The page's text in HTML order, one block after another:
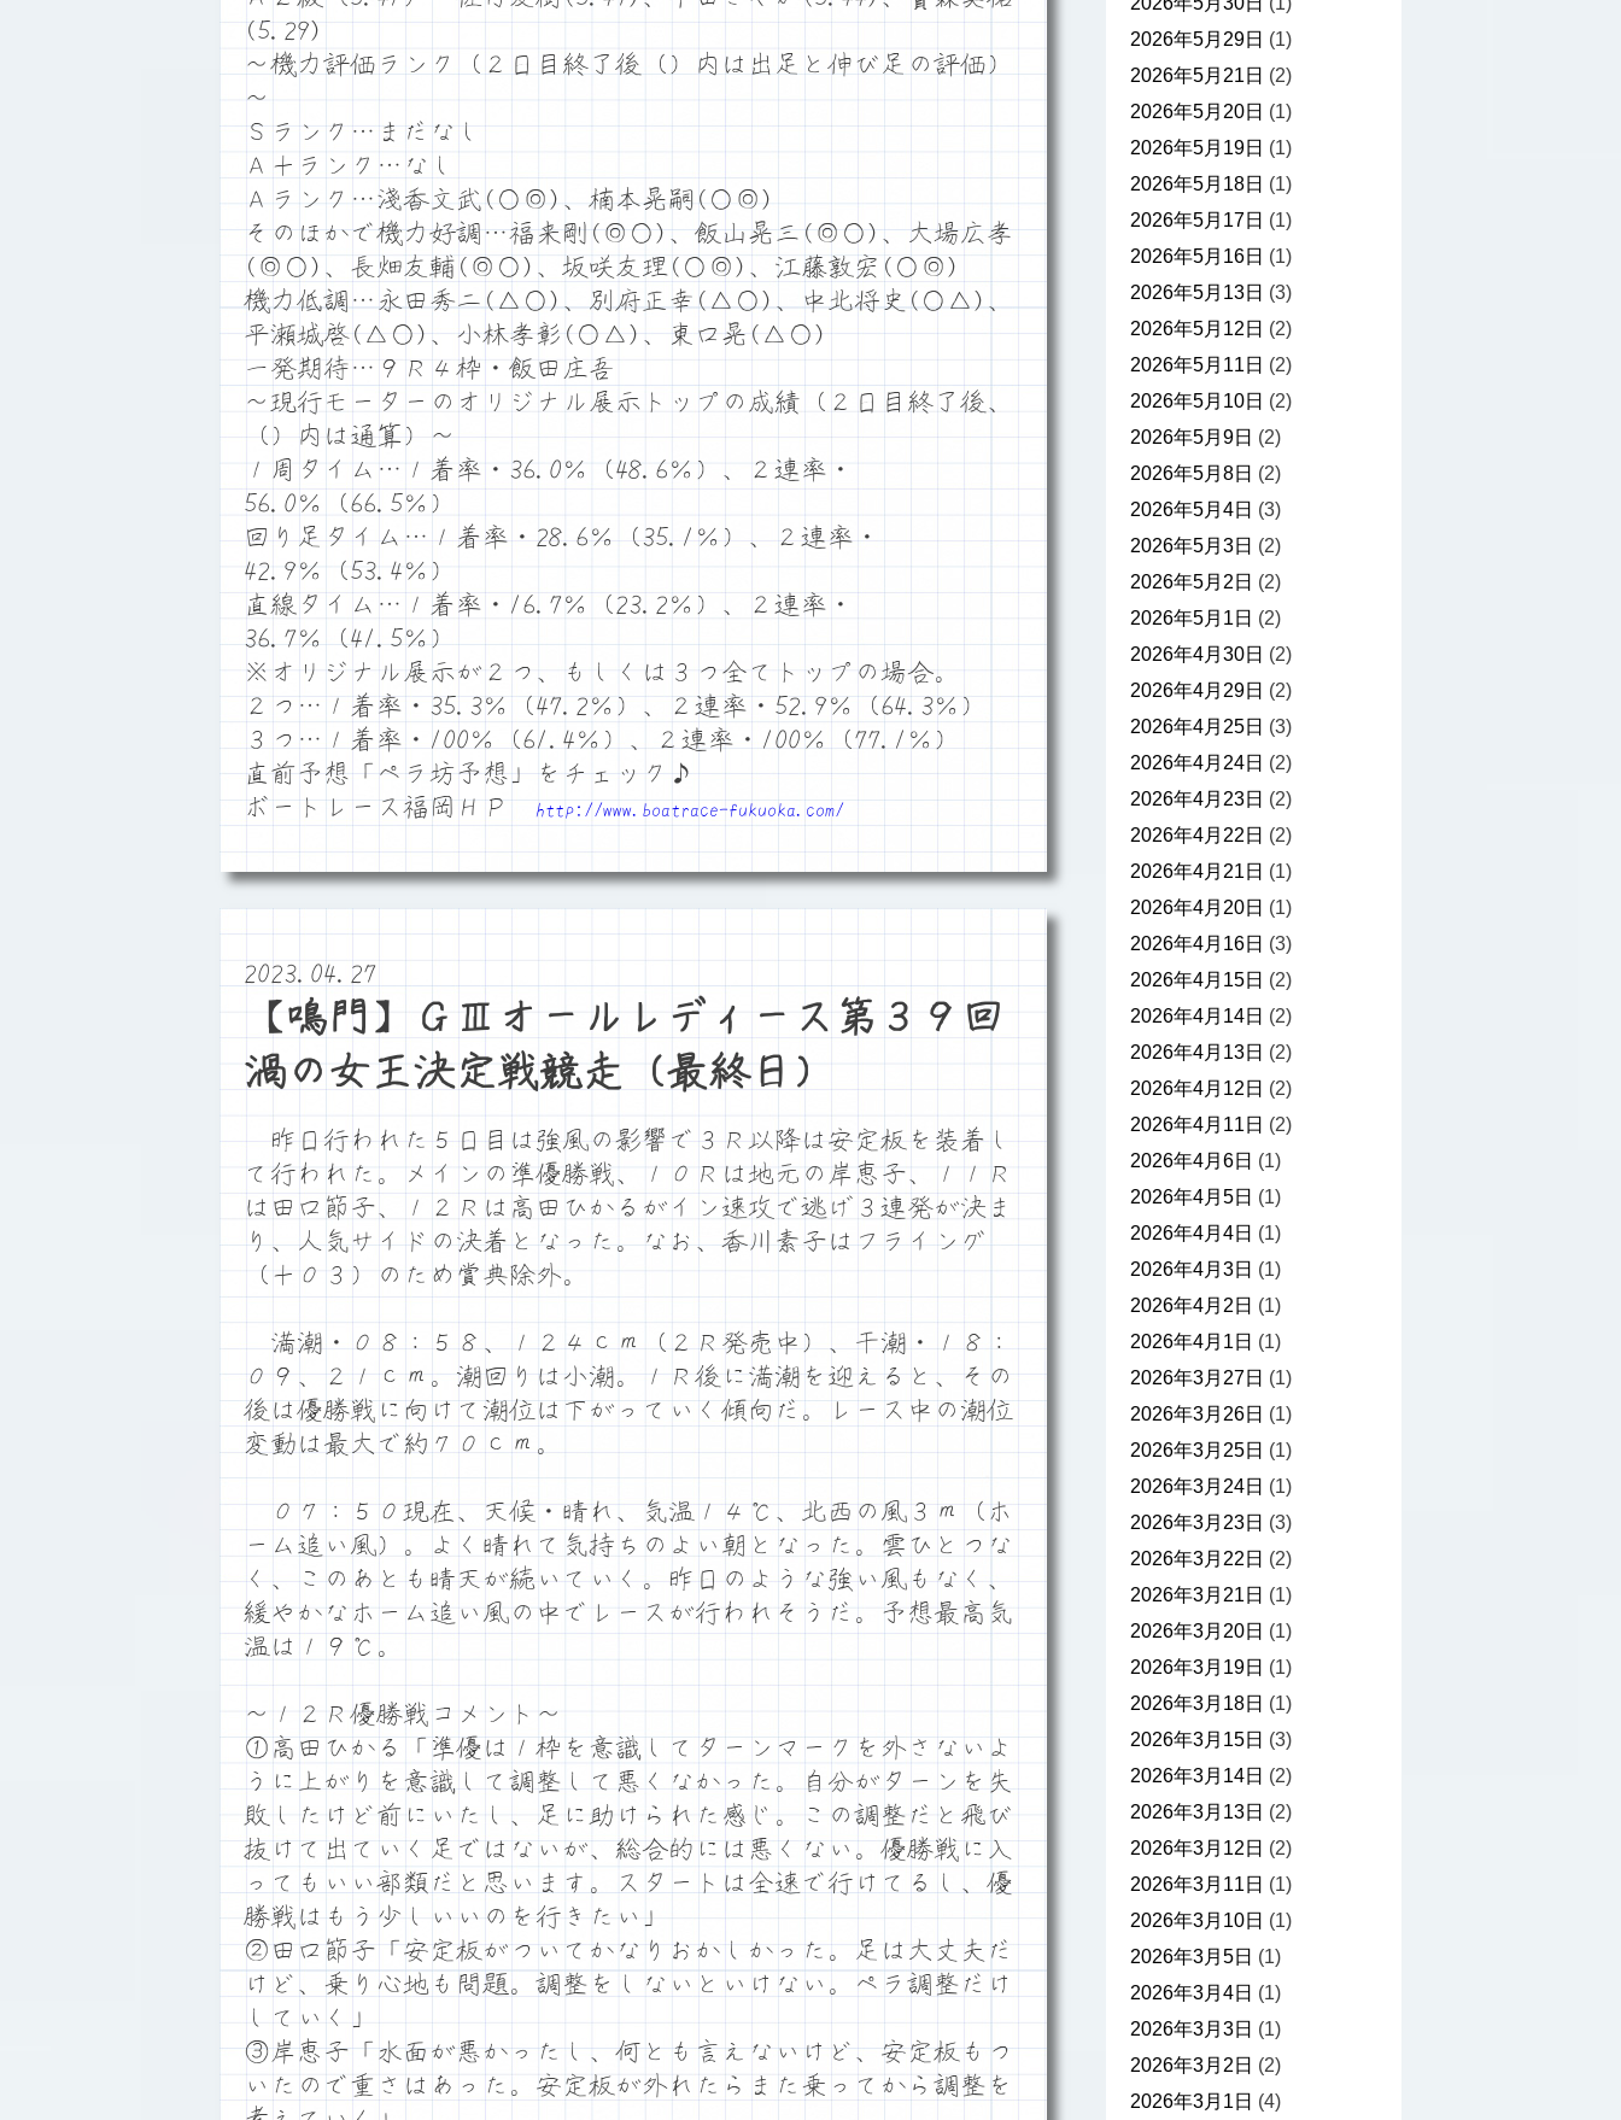
(5.29)
～機力評価ランク（２日目終了後（）内は出足と伸び足の評価）
～
Ｓランク…まだなし
Ａ＋ランク…なし
Ａランク…淺香文武(○◎)、楠本晃嗣(○◎)
そのほかで機力好調…福来剛(◎○)、飯山晃三(◎○)、大場広孝
(◎○)、長畑友輔(◎○)、坂咲友理(○◎)、江藤敦宏(○◎)
機力低調…永田秀二(△○)、別府正幸(△○)、中北将史(○△)、
平瀬城啓(△○)、小林孝彰(○△)、東口晃(△○)
一発期待…９Ｒ４枠・飯田庄吾
～現行モーターのオリジナル展示トップの成績（２日目終了後、
（）内は通算）～
１周タイム…１着率・36.0％（48.6％）、２連率・
56.0％（66.5％）
回り足タイム…１着率・28.6％（35.1％）、２連率・
42.9％（53.4％）
直線タイム…１着率・16.7％（23.2％）、２連率・
36.7％（41.5％）
※オリジナル展示が２つ、もしくは３つ全てトップの場合。
２つ…１着率・35.3％（47.2％）、２連率・52.9％（64.3％）
３つ…１着率・100％（61.4％）、２連率・100％（77.1％）
直前予想「ペラ坊予想」をチェック♪
ボートレース福岡ＨＰhttp://www.boatrace-fukuoka.com/
2023.04.27
【鳴門】ＧⅢオールレディース第３９回
渦の女王決定戦競走（最終日）
昨日行われた５日目は強風の影響で３Ｒ以降は安定板を装着し
て行われた。メインの準優勝戦、１０Ｒは地元の岸恵子、１１Ｒ
は田口節子、１２Ｒは高田ひかるがイン速攻で逃げ３連発が決ま
り、人気サイドの決着となった。なお、香川素子はフライング
（＋０３）のため賞典除外。
満潮・０８：５８、１２４ｃｍ（２Ｒ発売中）、干潮・１８：
０９、２１ｃｍ。潮回りは小潮。１Ｒ後に満潮を迎えると、その
後は優勝戦に向けて潮位は下がっていく傾向だ。レース中の潮位
変動は最大で約７０ｃｍ。
０７：５０現在、天候・晴れ、気温１４℃、北西の風３ｍ（ホ
ーム追い風）。よく晴れて気持ちのよい朝となった。雲ひとつな
く、このあとも晴天が続いていく。昨日のような強い風もなく、
緩やかなホーム追い風の中でレースが行われそうだ。予想最高気
温は１９℃。
～１２Ｒ優勝戦コメント～
①高田ひかる「準優は１枠を意識してターンマークを外さないよ
うに上がりを意識して調整して悪くなかった。自分がターンを失
敗したけど前にいたし、足に助けられた感じ。この調整だと飛び
抜けて出ていく足ではないが、総合的には悪くない。優勝戦に入
ってもいい部類だと思います。スタートは全速で行けてるし、優
勝戦はもう少しいいのを行きたい」
②田口節子「安定板がついてかなりおかしかった。足は大丈夫だ
けど、乗り心地も問題。調整をしないといけない。ペラ調整だけ
していく」
③岸恵子「水面が悪かったし、何とも言えないけど、安定板もつ
いたので重さはあった。安定板が外れたらまた乗ってから調整を
2026年5月29日 (1)
2026年5月21日 (2)
2026年5月20日 (1)
2026年5月19日 (1)
2026年5月18日 (1)
2026年5月17日 (1)
2026年5月16日 (1)
2026年5月13日 (3)
2026年5月12日 (2)
2026年5月11日 (2)
2026年5月10日 (2)
2026年5月9日 (2)
2026年5月8日 (2)
2026年5月4日 (3)
2026年5月3日 (2)
2026年5月2日 (2)
2026年5月1日 (2)
2026年4月30日 (2)
2026年4月29日 (2)
2026年4月25日 (3)
2026年4月24日 (2)
2026年4月23日 (2)
2026年4月22日 (2)
2026年4月21日 (1)
2026年4月20日 (1)
2026年4月16日 (3)
2026年4月15日 (2)
2026年4月14日 (2)
2026年4月13日 (2)
2026年4月12日 (2)
2026年4月11日 (2)
2026年4月6日 (1)
2026年4月5日 (1)
2026年4月4日 (1)
2026年4月3日 (1)
2026年4月2日 (1)
2026年4月1日 (1)
2026年3月27日 (1)
2026年3月26日 (1)
2026年3月25日 (1)
2026年3月24日 (1)
2026年3月23日 (3)
2026年3月22日 (2)
2026年3月21日 (1)
2026年3月20日 (1)
2026年3月19日 (1)
2026年3月18日 (1)
2026年3月15日 (3)
2026年3月14日 (2)
2026年3月13日 (2)
2026年3月12日 (2)
2026年3月11日 (1)
2026年3月10日 (1)
2026年3月5日 (1)
2026年3月4日 (1)
2026年3月3日 (1)
2026年3月2日 (2)
2026年3月1日 (4)